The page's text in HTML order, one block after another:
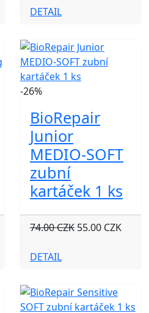
DETAIL
-26%
BioRepair
Junior
MEDIO-SOFT
zubní
kartáček 1 ks
74.00 CZK 55.00 CZK
DETAIL